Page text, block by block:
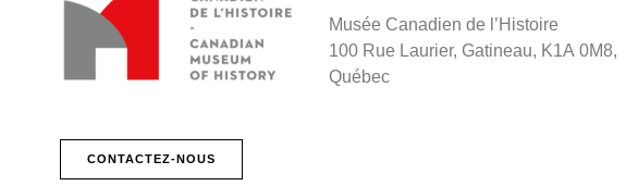
Musée Canadien de l’Histoire
100 Rue Laurier, Gatineau, K1A 0M8,
Québec
CONTACTEZ-NOUS